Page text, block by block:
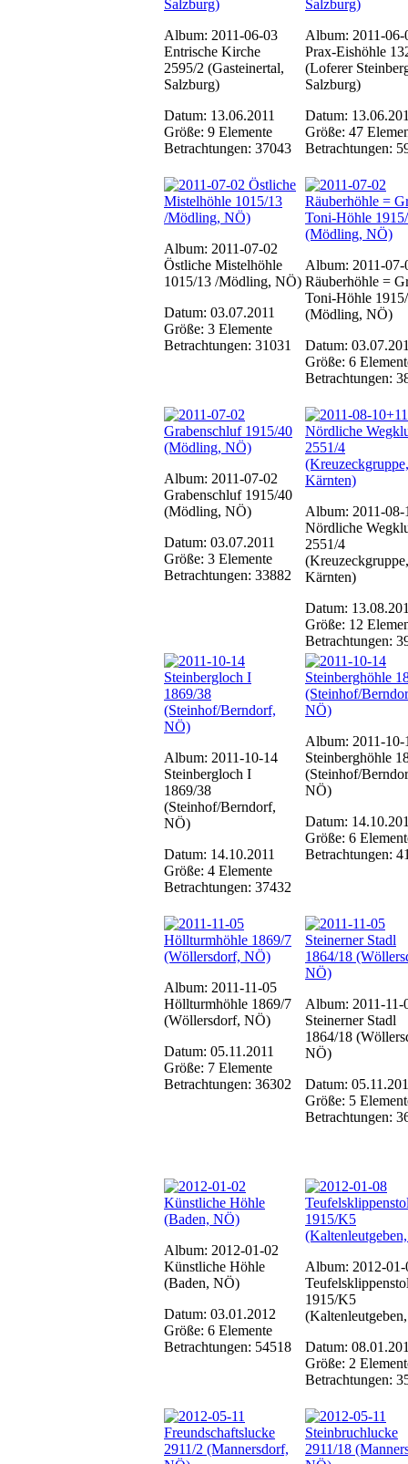
Album: 2011-06-03
Entrische Kirche
2595/2 (Gasteinertal,
Salzburg)
Datum: 13.06.2011
Größe: 9 Elemente
Betrachtungen: 37043
Album: 2011-06-
Prax-Eishöhle
(Loferer
Salzburg)
Datum:
Größe: 47
Betrachtungen:
Album: 2011-07-02
Östliche Mistelhöhle
1015/13 /Mödling, NÖ)
Datum: 03.07.2011
Größe: 3 Elemente
Betrachtungen: 31031
Album: 2011-07-
Räuberhöhle =
Toni-Höhle
(Mödling, NÖ)
Datum:
Größe: 6
Betrachtungen:
Album: 2011-07-02
Grabenschluf 1915/40
(Mödling, NÖ)
Datum: 03.07.2011
Größe: 3 Elemente
Betrachtungen: 33882
Album: 2011-08-
Nördliche
2551/4
(Kreuzeckgruppe,
Kärnten)
Datum:
Größe: 12
Betrachtungen:
Album: 2011-10-14
Steinbergloch I
1869/38
(Steinhof/Berndorf,
NÖ)
Datum: 14.10.2011
Größe: 4 Elemente
Betrachtungen: 37432
Album: 2011-10-
Steinberghöhle
(Steinhof/
NÖ)
Datum:
Größe: 6
Betrachtungen:
Album: 2011-11-05
Höllturmhöhle 1869/7
(Wöllersdorf, NÖ)
Datum: 05.11.2011
Größe: 7 Elemente
Betrachtungen: 36302
Album: 2011-11-
Steinerner Stadl
1864/18
NÖ)
Datum:
Größe: 5
Betrachtungen:
Album: 2012-01-02
Künstliche Höhle
(Baden, NÖ)
Datum: 03.01.2012
Größe: 6 Elemente
Betrachtungen: 54518
Album: 2012-01-
1915/K5
Datum:
Größe: 2
Betrachtungen: